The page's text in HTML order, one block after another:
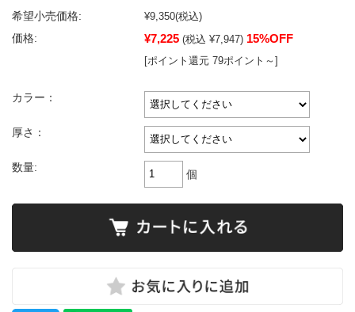
希望小売価格: ¥9,350(税込)
価格:
¥7,225 (税込 ¥7,947) 15%OFF
[ポイント還元 79ポイント～]
カラー：
厚さ：
数量:
個